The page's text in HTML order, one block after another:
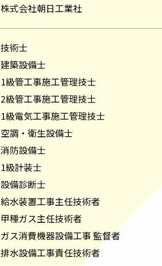
株式会社朝日工業社
技術士
建築設備士
1級管工事施工管理技士
2級管工事施工管理技士
1級電気工事施工管理技士
空調・衛生設備士
消防設備士
1級計装士
設備診断士
給水装置工事主任技術者
甲種ガス主任技術者
ガス消費機器設備工事 監督者
排水設備工事責任技術者